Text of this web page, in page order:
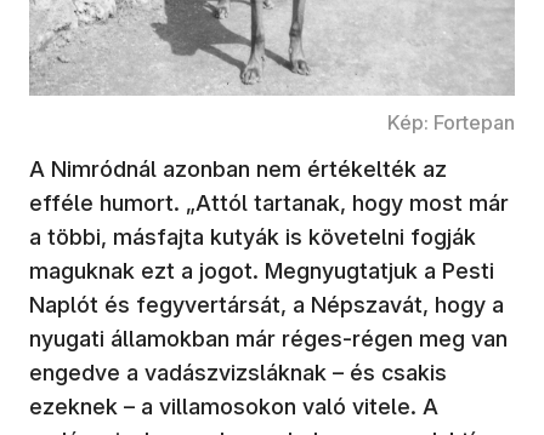
Kép: Fortepan
A Nimródnál azonban nem értékelték az
efféle humort. „Attól tartanak, hogy most már
a többi, másfajta kutyák is követelni fogják
maguknak ezt a jogot. Megnyugtatjuk a Pesti
Naplót és fegyvertársát, a Népszavát, hogy a
nyugati államokban már réges-régen meg van
engedve a vadászvizsláknak – és csakis
ezeknek – a villamosokon való vitele. A